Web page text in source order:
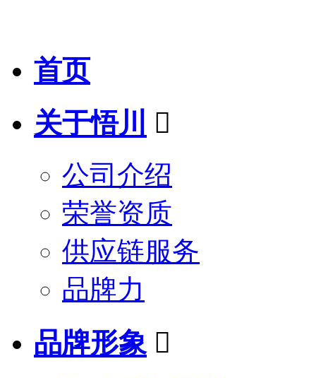
首页
关于悟川

公司介绍
荣誉资质
供应链服务
品牌力
品牌形象 